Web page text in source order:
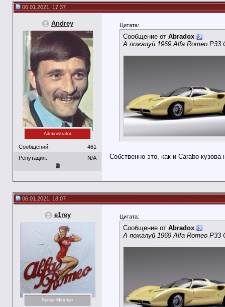
06.01.2021, 17:37
Andrey
Administrator
Сообщений:
461
Репутация:
N/A
Цитата:
Сообщение от Abradox
А пожалуй 1969 Alfa Romeo
Собственно это, как и Carabo
06.01.2021, 18:07
e1rey
Senior Member
Цитата:
Сообщение от Abradox
А пожалуй 1969 Alfa Romeo